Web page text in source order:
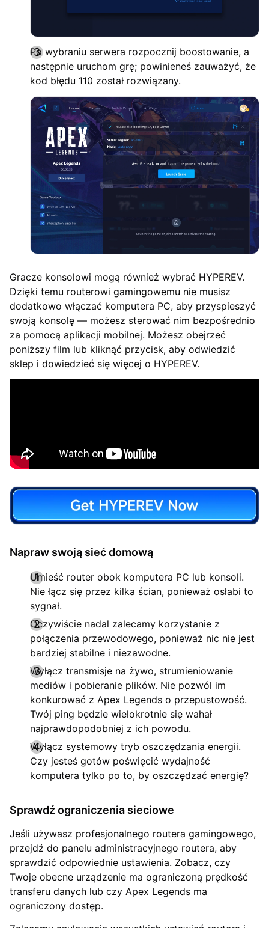
Po wybraniu serwera rozpocznij boostowanie, a
następnie uruchom grę; powinieneś zauważyć, że
kod błędu 110 został rozwiązany.
Gracze konsolowi mogą również wybrać HYPEREV.
Dzięki temu routerowi gamingowemu nie musisz
dodatkowo włączać komputera PC, aby przyspieszyć
swoją konsolę — możesz sterować nim bezpośrednio
za pomocą aplikacji mobilnej. Możesz obejrzeć
poniższy film lub kliknąć przycisk, aby odwiedzić
sklep i dowiedzieć się więcej o HYPEREV.
Napraw swoją sieć domową
Umieść router obok komputera PC lub konsoli.
Nie łącz się przez kilka ścian, ponieważ osłabi to
sygnał.
Oczywiście nadal zalecamy korzystanie z
połączenia przewodowego, ponieważ nic nie jest
bardziej stabilne i niezawodne.
Wyłącz transmisje na żywo, strumieniowanie
mediów i pobieranie plików. Nie pozwól im
konkurować z Apex Legends o przepustowość.
Twój ping będzie wielokrotnie się wahał
najprawdopodobniej z ich powodu.
Wyłącz systemowy tryb oszczędzania energii.
Czy jesteś gotów poświęcić wydajność
komputera tylko po to, by oszczędzać energię?
Sprawdź ograniczenia sieciowe
Jeśli używasz profesjonalnego routera gamingowego,
przejdź do panelu administracyjnego routera, aby
sprawdzić odpowiednie ustawienia. Zobacz, czy
Twoje obecne urządzenie ma ograniczoną prędkość
transferu danych lub czy Apex Legends ma
ograniczony dostęp.